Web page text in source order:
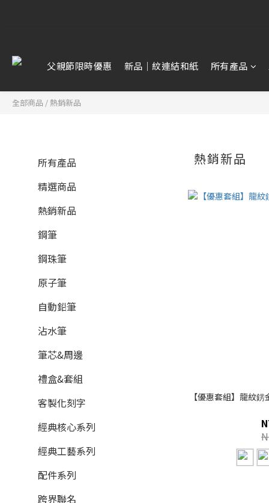
父親節限時優惠 新品｜紋連結和紙 所有產品
全部商品 /熱銷新品
所有產品
精選商品
熱銷新品
鋼筆
鋼珠筆
原子筆
自動鉛筆
沾水筆
筆芯&周邊
禮盒&套組
客製化刻字
經典核心系列
經典工藝系列
配件系列
跨界聯名
熱銷新品
【優惠套組】龍紋